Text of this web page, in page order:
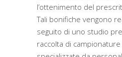
l’ottenimento del
Tali bonifiche vengono
seguito di uno studio
raccolta di